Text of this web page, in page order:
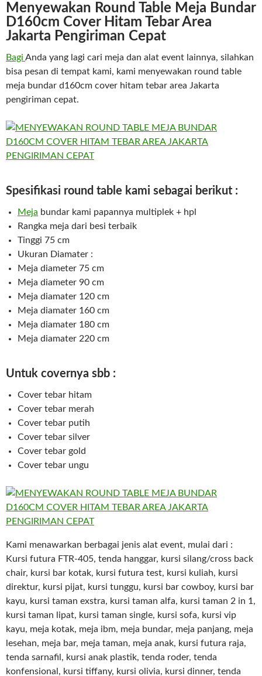
Menyewakan Round Table Meja Bundar
D160cm Cover Hitam Tebar Area
Jakarta Pengiriman Cepat
Bagi Anda yang lagi cari meja dan alat event lainnya, silahkan
bisa pesan di tempat kami, kami menyewakan round table
meja bundar d160cm cover hitam tebar area Jakarta
pengiriman cepat.
Spesifikasi round table kami sebagai berikut :
Meja bundar kami papannya multiplek + hpl
Rangka meja dari besi terbaik
Tinggi 75 cm
Ukuran Diamater :
Meja diameter 75 cm
Meja diameter 90 cm
Meja diamater 120 cm
Meja diamater 160 cm
Meja diamater 180 cm
Meja diamater 220 cm
Untuk covernya sbb :
Cover tebar hitam
Cover tebar merah
Cover tebar putih
Cover tebar silver
Cover tebar gold
Cover tebar ungu
Kami menawarkan berbagai jenis alat event, mulai dari :
Kursi futura FTR-405, tenda hanggar, kursi silang/cross back
chair, kursi bar kotak, kursi futura test, kursi kuliah, kursi
direktur, kursi pijat, kursi tunggu, kursi bar cowboy, kursi bar
kayu, kursi taman exstra, kursi taman alfa, kursi taman 2 in 1,
kursi taman lipat, kursi taman single, kursi sofa, kursi vip
kayu, meja kotak, meja ibm, meja bundar, meja panjang, meja
lesehan, meja bar, meja taman, meja anak, kursi futura raja,
tenda sarnafil, kursi anak plastik, tenda roder, tenda
konfensional, kursi tiffany, kursi olivia, kursi dinner, tenda